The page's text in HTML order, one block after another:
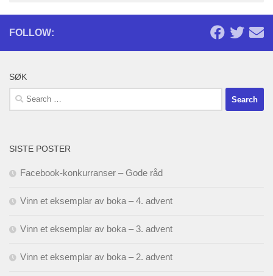
FOLLOW:
SØK
Search
for:
SISTE POSTER
Facebook-konkurranser – Gode råd
Vinn et eksemplar av boka – 4. advent
Vinn et eksemplar av boka – 3. advent
Vinn et eksemplar av boka – 2. advent